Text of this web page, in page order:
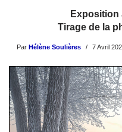
Exposition
Tirage de la
Par Hélène Soulières 7 Avril